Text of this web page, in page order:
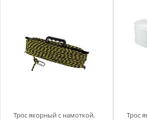
Трос якорный с намоткой,
Трос